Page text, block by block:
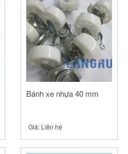
Bánh xe nhựa 40 mm
Giá: Liên hệ